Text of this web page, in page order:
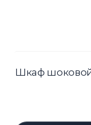
Шкаф